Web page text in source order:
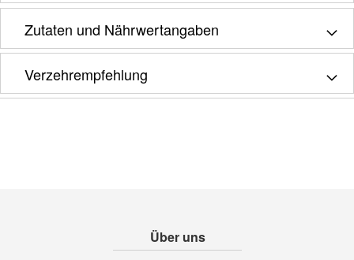
Zutaten und Nährwertangaben
Verzehrempfehlung
Über uns